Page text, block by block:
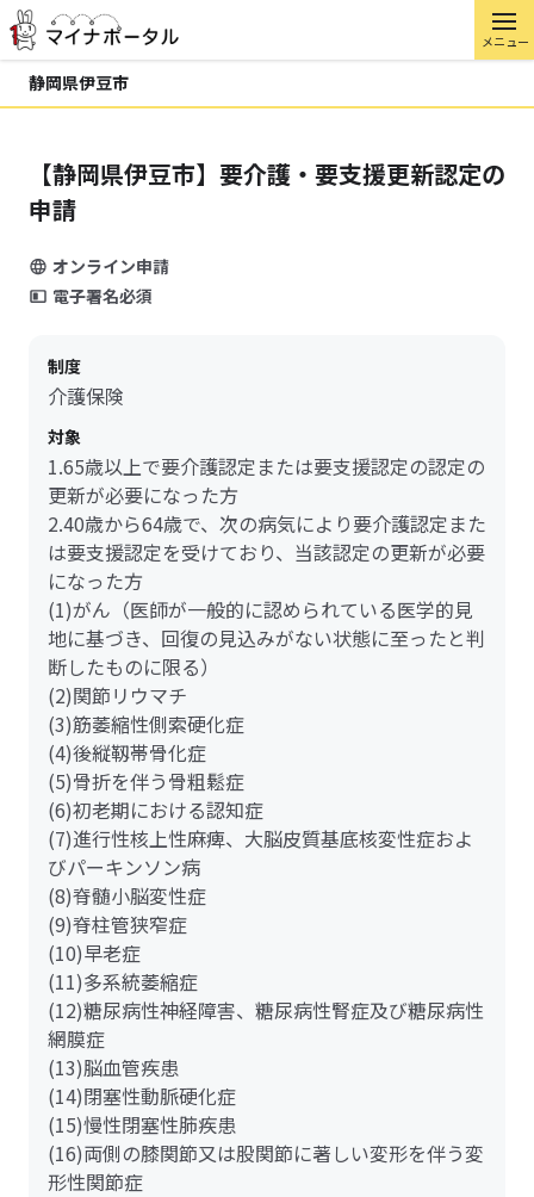
メニュー
静岡県伊豆市
【静岡県伊豆市】要介護・要支援更新認定の
申請
オンライン申請
電子署名必須
制度
介護保険
対象
1.65歳以上で要介護認定または要支援認定の認定の
更新が必要になった方
2.40歳から64歳で、次の病気により要介護認定また
は要支援認定を受けており、当該認定の更新が必要
になった方
(1)がん（医師が一般的に認められている医学的見
地に基づき、回復の見込みがない状態に至ったと判
断したものに限る）
(2)関節リウマチ
(3)筋萎縮性側索硬化症
(4)後縦靱帯骨化症
(5)骨折を伴う骨粗鬆症
(6)初老期における認知症
(7)進行性核上性麻痺、大脳皮質基底核変性症およ
びパーキンソン病
(8)脊髄小脳変性症
(9)脊柱管狭窄症
(10)早老症
(11)多系統萎縮症
(12)糖尿病性神経障害、糖尿病性腎症及び糖尿病性
網膜症
(13)脳血管疾患
(14)閉塞性動脈硬化症
(15)慢性閉塞性肺疾患
(16)両側の膝関節又は股関節に著しい変形を伴う変
形性関節症